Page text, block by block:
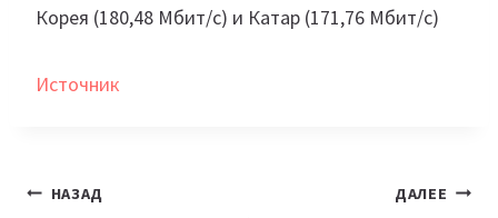
Корея (180,48 Мбит/с) и Катар (171,76 Мбит/с)
Источник
Навигация
НАЗАД ДАЛЕЕ